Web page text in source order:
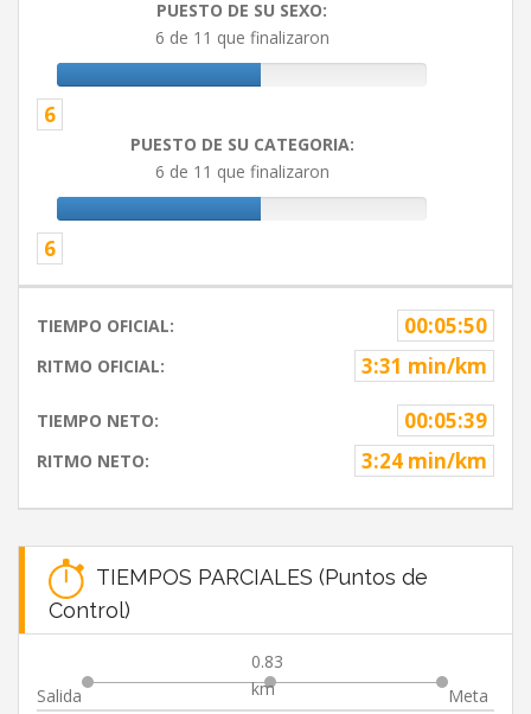
PUESTO DE SU SEXO:
6 de 11 que finalizaron
6
PUESTO DE SU CATEGORIA:
6 de 11 que finalizaron
6
TIEMPO OFICIAL: 00:05:50
RITMO OFICIAL: 3:31 min/km
TIEMPO NETO: 00:05:39
RITMO NETO: 3:24 min/km
TIEMPOS PARCIALES (Puntos de
Control)
Salida
0.83
km
Meta